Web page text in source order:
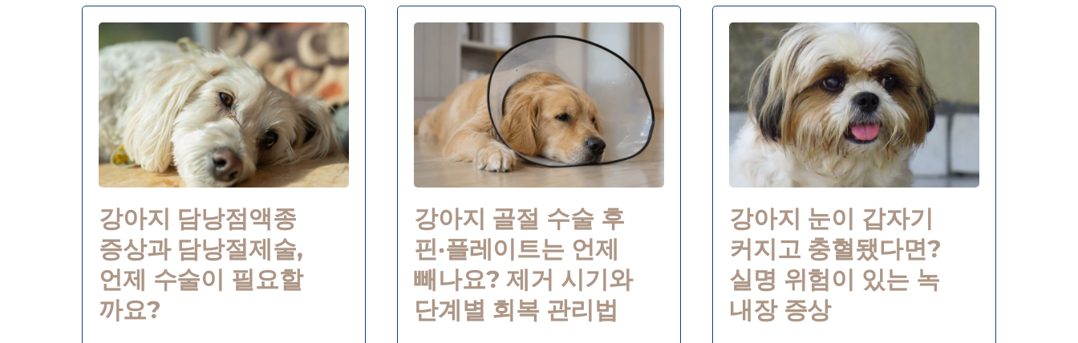
강아지 담낭점액종
증상과 담낭절제술,
언제 수술이 필요할
까요?
강아지 골절 수술 후
핀·플레이트는 언제
빼나요? 제거 시기와
단계별 회복 관리법
강아지 눈이 갑자기
커지고 충혈됐다면?
실명 위험이 있는 녹
내장 증상